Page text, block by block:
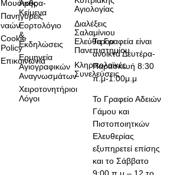
Τα Γραφεία είναι
ανοικτά Δευτέρα-
Παρασκευή 8:30
π.μ-1:00μ.μ
Το Γραφείο Αδειών
Γάμου και
Πιστοποιητκών
Ελευθερίας
εξυπηρετεί επίσης
και το Σάββατο
Μουσικής
Πανηγύρεις
ναών
Cookie
Policy
Επικοινωνία
Άρθρα-
Κείμενα
Εορτολόγιο
&
Εκδηλώσεις
Ερμηνεία
Αγιογραφικών
Αναγνωσμάτων
Χειροτονητήριοι
Λόγοι
Αγιολογίας
Διαλέξεις
Σαλαμίνιου
Ελεύθερου
Πανεπιστημίου
Κληρικολαϊκές
Συνελεύσεις